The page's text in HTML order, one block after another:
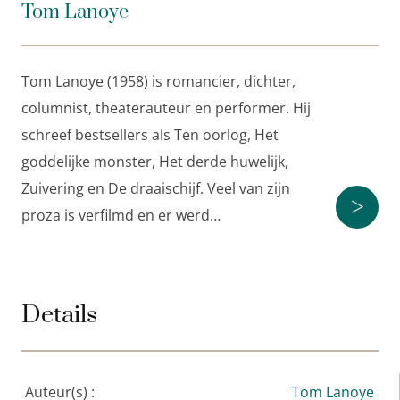
Tom Lanoye (1958) staat bekend als auteur van
bestsellers als
vertaald in meer dan vijftien talen en zes van zijn
romans werden verfilmd. In 2014 ontving hij voor zijn
oeuvre de Constantijn Huygensprijs.
‘Originele en buitengewoon amusante roman,
vrolijke melancholie.’
NRC Handelsblad
‘IJzersterk.’
De Volkskrant
Tom Lanoye
Tom Lanoye (1958) is romancier, dichter,
columnist, theaterauteur en performer. Hij
schreef bestsellers als Ten oorlog, Het
goddelijke monster, Het derde huwelijk,
Zuivering en De draaischijf. Veel van zijn
proza is verfilmd en er werd…
>
Details
Auteur(s) : Tom Lanoye